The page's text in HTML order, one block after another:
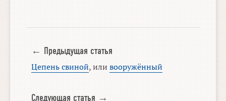
← Предыдущая статья
Цепень свиной, или вооружённый
Следующая статья →